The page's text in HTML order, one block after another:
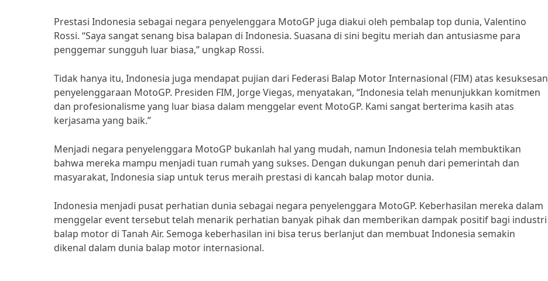
Prestasi Indonesia sebagai negara penyelenggara MotoGP juga diakui oleh pembalap top dunia, Valentino
Rossi. “Saya sangat senang bisa balapan di Indonesia. Suasana di sini begitu meriah dan antusiasme para
penggemar sungguh luar biasa,” ungkap Rossi.
Tidak hanya itu, Indonesia juga mendapat pujian dari Federasi Balap Motor Internasional (FIM) atas kesuksesan
penyelenggaraan MotoGP. Presiden FIM, Jorge Viegas, menyatakan, “Indonesia telah menunjukkan komitmen
dan profesionalisme yang luar biasa dalam menggelar event MotoGP. Kami sangat berterima kasih atas
kerjasama yang baik.”
Menjadi negara penyelenggara MotoGP bukanlah hal yang mudah, namun Indonesia telah membuktikan
bahwa mereka mampu menjadi tuan rumah yang sukses. Dengan dukungan penuh dari pemerintah dan
masyarakat, Indonesia siap untuk terus meraih prestasi di kancah balap motor dunia.
Indonesia menjadi pusat perhatian dunia sebagai negara penyelenggara MotoGP. Keberhasilan mereka dalam
menggelar event tersebut telah menarik perhatian banyak pihak dan memberikan dampak positif bagi industri
balap motor di Tanah Air. Semoga keberhasilan ini bisa terus berlanjut dan membuat Indonesia semakin
dikenal dalam dunia balap motor internasional.